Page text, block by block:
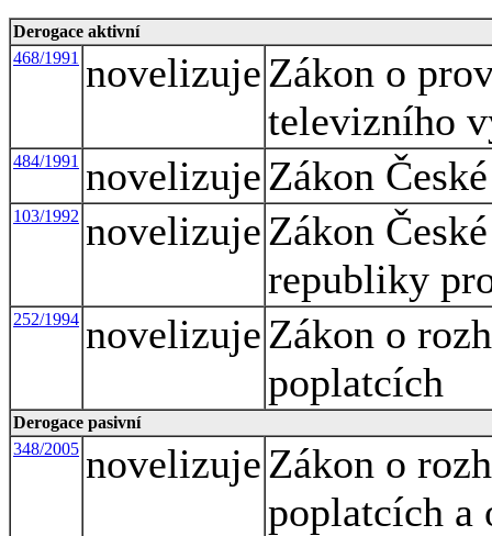
Derogace aktivní
468/1991 novelizujeZákon o
televizního
484/1991 novelizujeZákon
103/1992 novelizujeZákon
republiky
252/1994 novelizujeZákon o
poplatcích
Derogace pasivní
348/2005 novelizujeZákon o
poplatcích a